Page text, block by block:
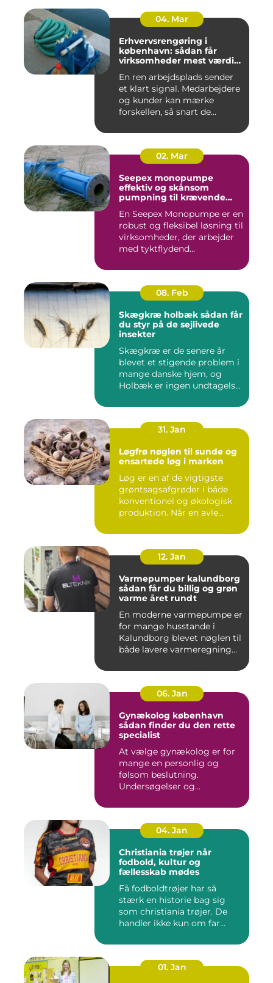
04. Mar
Erhvervsrengøring i
københavn: sådan får
virksomheder mest værdi
En ren arbejdsplads sender
et klart signal. Medarbejdere
og kunder kan mærke
forskellen, så snart de...
02. Mar
Seepex monopumpe
effektiv og skånsom
pumpning til krævende
En Seepex Monopumpe er en
robust og fleksibel løsning til
virksomheder, der arbejder
med tyktflydend...
08. Feb
Skægkræ holbæk sådan får
du styr på de sejlivede
insekter
Skægkræ er de senere år
blevet et stigende problem i
mange danske hjem, og
Holbæk er ingen undtagels...
31. Jan
Løgfrø nøglen til sunde og
ensartede løg i marken
Løg er en af de vigtigste
grøntsagsafgrøder i både
konventionel og økologisk
produktion. Når en avle...
12. Jan
Varmepumper kalundborg
sådan får du billig og grøn
varme året rundt
En moderne varmepumpe er
for mange husstande i
Kalundborg blevet nøglen til
både lavere varmeregning...
06. Jan
Gynækolog københavn
sådan finder du den rette
specialist
At vælge gynækolog er for
mange en personlig og
følsom beslutning.
Undersøgelser og
04. Jan
Christiania trøjer når
fodbold, kultur og
fællesskab mødes
Få fodboldtrøjer har så
stærk en historie bag sig
som christiania trøjer. De
handler ikke kun om far...
01. Jan